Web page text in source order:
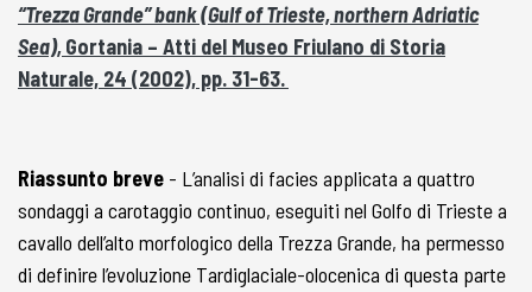
“Trezza Grande” bank (Gulf of Trieste, northern Adriatic
Sea),Gortania – Atti del Museo Friulano di Storia
Naturale, 24 (2002), pp. 31-63.
Riassunto breve - L’analisi di facies applicata a quattro
sondaggi a carotaggio continuo, eseguiti nel Golfo di Trieste a
cavallo dell’alto morfologico della Trezza Grande, ha permesso
di definire l’evoluzione Tardiglaciale-olocenica di questa parte